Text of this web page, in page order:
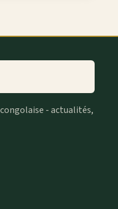
- actualités,